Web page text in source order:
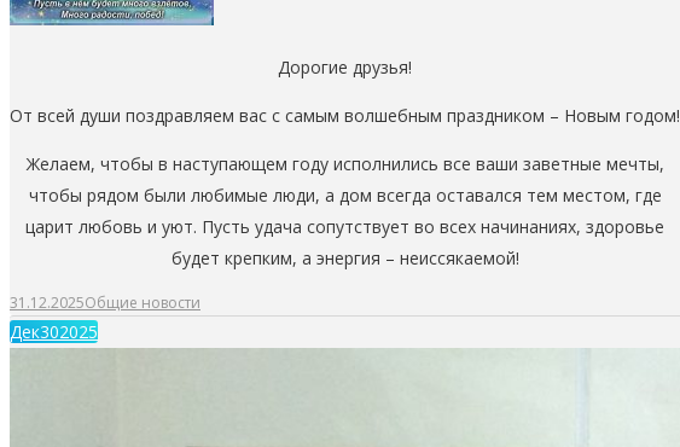
Дорогие друзья!
От всей души поздравляем вас с самым волшебным праздником – Новым годом!
Желаем, чтобы в наступающем году исполнились все ваши заветные мечты,
чтобы рядом были любимые люди, а дом всегда оставался тем местом, где
царит любовь и уют. Пусть удача сопутствует во всех начинаниях, здоровье
будет крепким, а энергия – неиссякаемой!
31.12.2025Общие новости
Дек302025